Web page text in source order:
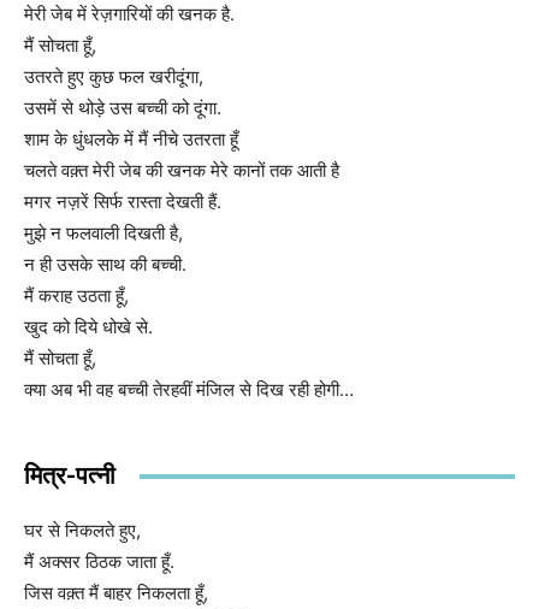
मेरी जेब में रेज़गारियों की खनक है.
मैं सोचता हूँ,
उतरते हुए कुछ फल खरीदूंगा,
उसमें से थोड़े उस बच्ची को दूंगा.
शाम के धुंधलके में मैं नीचे उतरता हूँ
चलते वक़्त मेरी जेब की खनक मेरे कानों तक आती है
मगर नज़रें सिर्फ रास्ता देखती हैं.
मुझे न फलवाली दिखती है,
न ही उसके साथ की बच्ची.
मैं कराह उठता हूँ,
खुद को दिये धोखे से.
मैं सोचता हूँ,
क्या अब भी वह बच्ची तेरहवीं मंजिल से दिख रही होगी…
मित्र-पत्नी
घर से निकलते हुए,
मैं अक्सर ठिठक जाता हूँ.
जिस वक़्त मैं बाहर निकलता हूँ,